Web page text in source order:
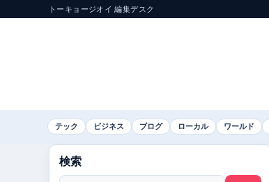
トーキョージオイ 編集デスク
テック ビジネス ブログ ローカル ワールド
検索